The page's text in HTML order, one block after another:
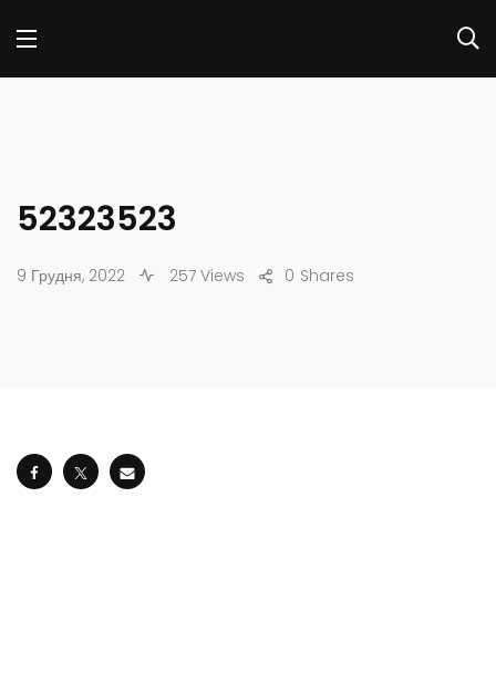
52323523
9 Грудня, 2022 257 Views Shares
0